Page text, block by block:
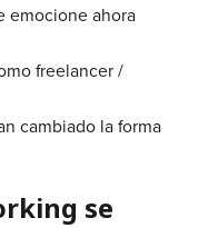
emocione ahora
freelancer /
cambiado la forma
se